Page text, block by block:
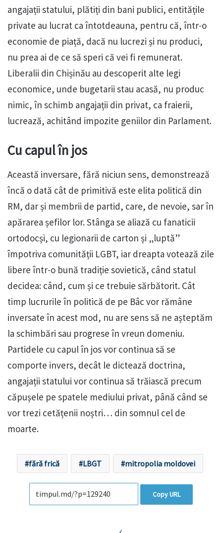
angajații statului, plătiți din bani publici, entitățile
private au lucrat ca întotdeauna, pentru că, într-o
economie de piață, dacă nu lucrezi și nu produci,
nu prea ai de ce să speri că vei fi remunerat.
Liberalii din Chișinău au descoperit alte legi
economice, unde bugetarii stau acasă, nu produc
nimic, în schimb angajații din privat, ca fraierii,
lucrează, achitând impozite geniilor din Parlament.
Cu capul în jos
Această inversare, fără niciun sens, demonstrează
încă o dată cât de primitivă este elita politică din
RM, dar și membrii de partid, care, de nevoie, sar în
apărarea șefilor lor. Stânga se aliază cu fanaticii
ortodocși, cu legionarii de carton și „luptă”
împotriva comunității LGBT, iar dreapta votează zile
libere într-o bună tradiție sovietică, când statul
decidea: când, cum și ce trebuie sărbătorit. Cât
timp lucrurile în politică de pe Bâc vor rămâne
inversate în acest mod, nu are sens să ne așteptăm
la schimbări sau progrese în vreun domeniu.
Partidele cu capul în jos vor continua să se
comporte invers, decât le dictează doctrina,
angajații statului vor continua să trăiască precum
căpușele pe spatele mediului privat, până când se
vor trezi cetățenii noștri… din somnul cel de
moarte.
fără frică LBGT mitropolia moldovei
Copy URL